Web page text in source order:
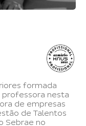
formada
nesta
de empresas
de Talentos
Sebrae no